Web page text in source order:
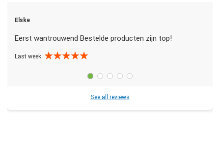
Elske
Eerst wantrouwend Bestelde producten zijn top!
Last week
See all reviews